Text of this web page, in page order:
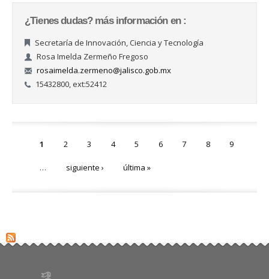
¿Tienes dudas? más información en :
Secretaría de Innovación, Ciencia y Tecnología
Rosa Imelda Zermeño Fregoso
rosaimelda.zermeno@jalisco.gob.mx
15432800, ext:52412
1 2 3 4 5 6 7 8 9
… siguiente › última »